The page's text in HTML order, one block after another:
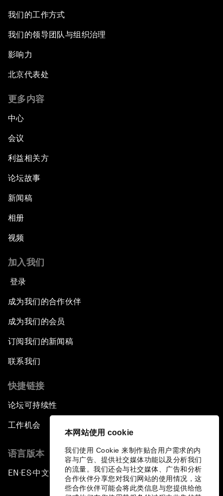
本网站使用 cookie
我们使用 Cookie 来制作贴合用户需求的内
容与广告、提供社交媒体功能以及分析我们
的流量。我们还会与社交媒体、广告和分析
合作伙伴分享您对我们网站的使用情况，这
些合作伙伴可能会将此类信息与您提供给他
我们的工作方式
我们的领导团队与组织治理
影响力
北京代表处
更多内容
中心
会议
利益相关方
论坛故事
新闻稿
相册
视频
加入我们
登录
成为我们的合作伙伴
成为我们的会员
订阅我们的新闻稿
联系我们
快捷链接
论坛可持续性
工作机会
语言版本
EN ▪ES▪中文▪ 日本語